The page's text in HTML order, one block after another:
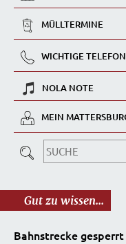
MÜLLTERMINE
WICHTIGE
NOLA NOTE
MEIN
Gut zu wissen...
Bahnstrecke